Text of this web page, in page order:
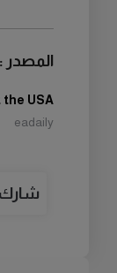
المصدر :
USA
eadaily
شارك